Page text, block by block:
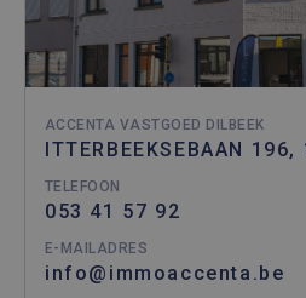
ACCENTA VASTGOED DILBEEK
ITTERBEEKSEBAAN 196,
TELEFOON
053 41 57 92
E-MAILADRES
info@immoaccenta.be